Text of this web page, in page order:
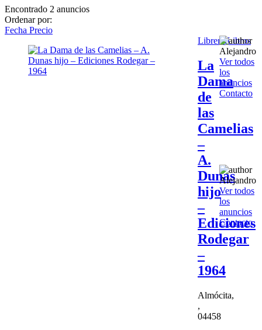
Encontrado 2 anuncios
Ordenar por:
Fecha Precio
LibreríaLibros
La
Dama
de
las
Camelias
–
A.
Dunas
hijo
–
Ediciones
Rodegar
–
1964
Almócita,
,
04458
Alejandro
Ver todos
los
anuncios
Contacto
Alejandro
Ver todos
los
anuncios
Contacto